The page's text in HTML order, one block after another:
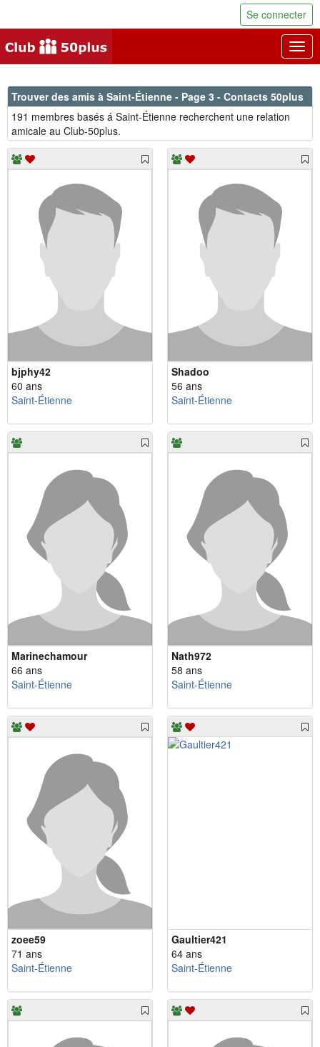
Se connecter
Trouver des amis à Saint-Étienne - Page 3 - Contacts 50plus
191 membres basés á Saint-Étienne recherchent une relation
amicale au Club-50plus.
bjphy42
60 ans
Saint-Étienne
Shadoo
56 ans
Saint-Étienne
Marinechamour
66 ans
Saint-Étienne
Nath972
58 ans
Saint-Étienne
zoee59
71 ans
Saint-Étienne
Gaultier421
64 ans
Saint-Étienne